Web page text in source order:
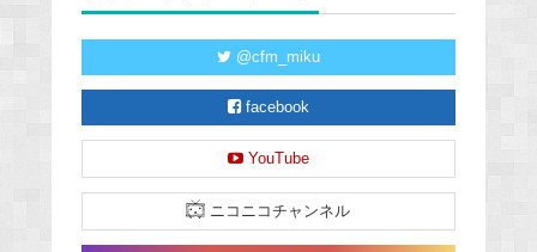
@cfm_miku
facebook
YouTube
ニコニコチャンネル